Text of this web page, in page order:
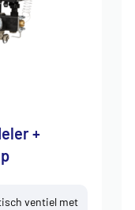
+
ventiel met